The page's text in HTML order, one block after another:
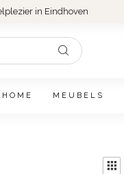
in Eindhoven
HOME MEUBELS